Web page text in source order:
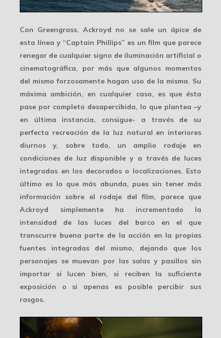
Con Greengrass, Ackroyd no se sale un ápice de
esta línea y “Captain Phillips” es un film que parece
renegar de cualquier signo de iluminación artificial o
cinematográfica, por más que algunos momentos
del mismo forzosamente hagan uso de la misma. Su
máxima ambición, en cualquier caso, es que ésta
pase por completo desapercibida, lo que plantea –y
en última instancia, consigue- a través de su
perfecta recreación de la luz natural en interiores
diurnos y, sobre todo, un amplio rodaje en
condiciones de luz disponible y a través de luces
integradas en los decorados o localizaciones. Esto
último es lo que más abunda, pues sin tener más
información sobre el rodaje del film, parece que
Ackroyd simplemente ha incrementado la
intensidad de las luces del barco en el que
transcurre buena parte de la acción en la propias
fuentes integradas del mismo, dejando que los
personajes se muevan por las salas y pasillos sin
importar si lucen bien, si reciben la suficiente
exposición o si apenas es posible percibir sus
rasgos.